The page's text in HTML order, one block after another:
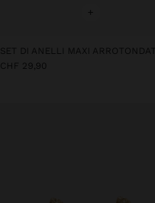
+
SET DI ANELLI MAXI ARROTONDATI
CHF 29,90